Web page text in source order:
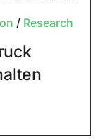
/ Research